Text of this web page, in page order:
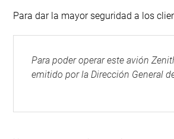
Para dar la mayor seguridad a los
Para poder operar este avión
emitido por la Dirección General